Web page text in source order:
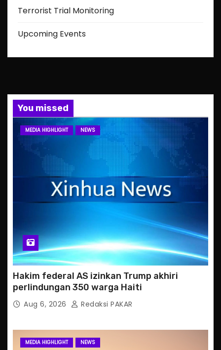
Terrorist Trial Monitoring
Upcoming Events
You missed
MEDIA HIGHLIGHT NEWS
Hakim federal AS izinkan Trump akhiri
perlindungan 350 warga Haiti
Aug 6, 2026 Redaksi PAKAR
MEDIA HIGHLIGHT NEWS